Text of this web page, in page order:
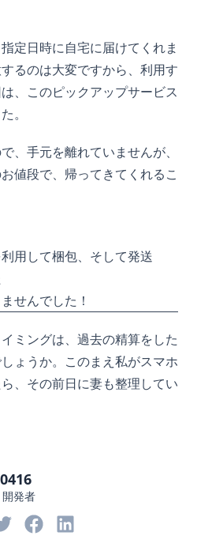
定日時に自宅に届けてくれま
るのは大変ですから、利用す
、このピックアップサービス
。
、手元を離れていませんが、
値段で、帰ってきてくれるこ
用して梱包、そして発送
せんでした！
ミングは、過去の精算をした
ょうか。このまえ私がスマホ
、その前日に妻も整理してい
発者